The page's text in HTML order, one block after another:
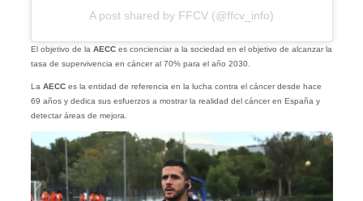
A post shared by FFCV (@ffcv_info)
El objetivo de la AECCes concienciar a la sociedad en el objetivo de alcanzar la
tasa de supervivencia en cáncer al 70% para el año 2030.
La AECCes la entidad de referencia en la lucha contra el cáncer desde hace
69 años y dedica sus esfuerzos a mostrar la realidad del cáncer en España y
detectar áreas de mejora.